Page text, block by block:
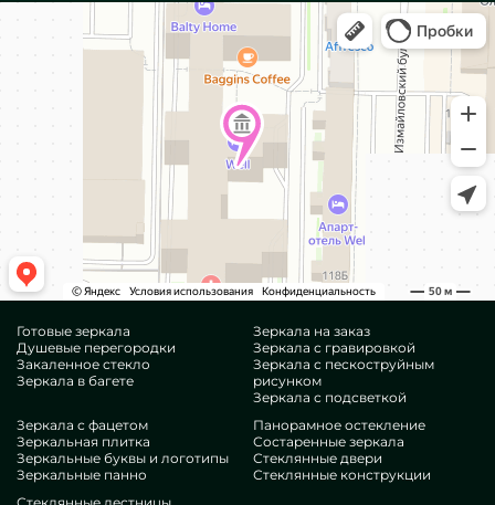
Готовые зеркала
Душевые перегородки
Закаленное стекло
Зеркала в багете
Зеркала на заказ
Зеркала с гравировкой
Зеркала с пескоструйным
рисунком
Зеркала с подсветкой
Зеркала с фацетом
Зеркальная плитка
Зеркальные буквы и логотипы
Зеркальные панно
Панорамное остекление
Состаренные зеркала
Стеклянные двери
Стеклянные конструкции